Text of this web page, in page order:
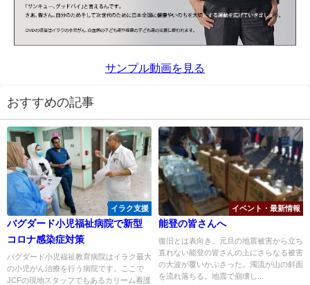
サンプル動画を見る
おすすめの記事
イラク支援
バグダード小児福祉病院で新型
コロナ感染症対策
バグダード小児福祉教育病院はイラク最大
の小児がん治療を行う病院です。ここで
JCFの現地スタッフでもあるカリーム看護
イベント・最新情報
能登の皆さんへ
復旧とは表向き、元旦の地震被害から立ち
直れない能登の皆さんの上にさらなる被害
の大波が覆いかぶさった。濁流が山の斜面
を流れ落ちる。地震で崩壊し...